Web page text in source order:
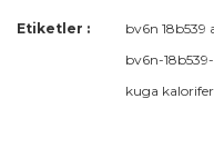
Bu ürüne
Bu ürünün fiyat bilgisi,
kullanarak tarafımıza
Görüş ve önerileriniz için
Etiketler : bv6n 18b539
bv6n-
kuga